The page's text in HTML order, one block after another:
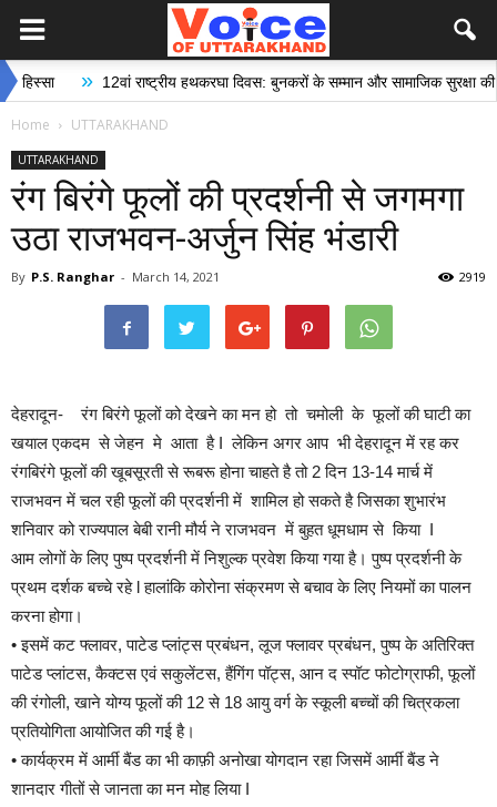
» 12वां राष्ट्रीय हथकरघा दिवस: बुनकरों के सम्मान और सामाजिक सुरक्षा की दिशा में
Home UTTARAKHAND
UTTARAKHAND
रंग बिरंगे फूलों की प्रदर्शनी से जगमगा
उठा राजभवन-अर्जुन सिंह भंडारी
By P.S. Ranghar - March 14, 2021 2919
देहरादून- रंग बिरंगे फूलों को देखने का मन हो तो चमोली के फूलों की घाटी का
खयाल एकदम से जेहन मे आता है I लेकिन अगर आप भी देहरादून में रह कर
रंगबिरंगे फूलों की खूबसूरती से रूबरू होना चाहते है तो 2 दिन 13-14 मार्च में
राजभवन में चल रही फूलों की प्रदर्शनी में शामिल हो सकते है जिसका शुभारंभ
शनिवार को राज्यपाल बेबी रानी मौर्य ने राजभवन में बुहत धूमधाम से किया I
आम लोगों के लिए पुष्प प्रदर्शनी में निशुल्क प्रवेश किया गया है। पुष्प प्रदर्शनी के
प्रथम दर्शक बच्चे रहे l हालांकि कोरोना संक्रमण से बचाव के लिए नियमों का पालन
करना होगा।
• इसमें कट फ्लावर, पाटेड प्लांट्स प्रबंधन, लूज फ्लावर प्रबंधन, पुष्प के अतिरिक्त
पाटेड प्लांटस, कैक्टस एवं सकुलेंटस, हैंगिंग पॉट्स, आन द स्पॉट फोटोग्राफी, फूलों
की रंगोली, खाने योग्य फूलों की 12 से 18 आयु वर्ग के स्कूली बच्चों की चित्रकला
प्रतियोगिता आयोजित की गई है।
• कार्यक्रम में आर्मी बैंड का भी काफ़ी अनोखा योगदान रहा जिसमें आर्मी बैंड ने
शानदार गीतों से जानता का मन मोह लिया I